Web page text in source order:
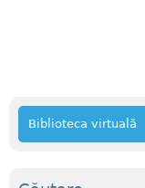
Biblioteca virtuală